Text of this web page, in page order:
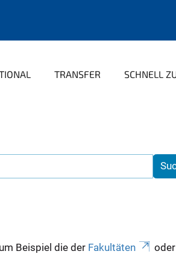
TRANSFER SCHNELL
Beispiel die der Fakultäten oder